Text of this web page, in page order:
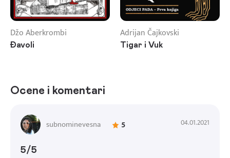
Džo Aberkrombi
Đavoli
Adrijan Čajkovski
Tigar i Vuk
Ocene i komentari
subnominevesna 5 04.01.2021
5/5